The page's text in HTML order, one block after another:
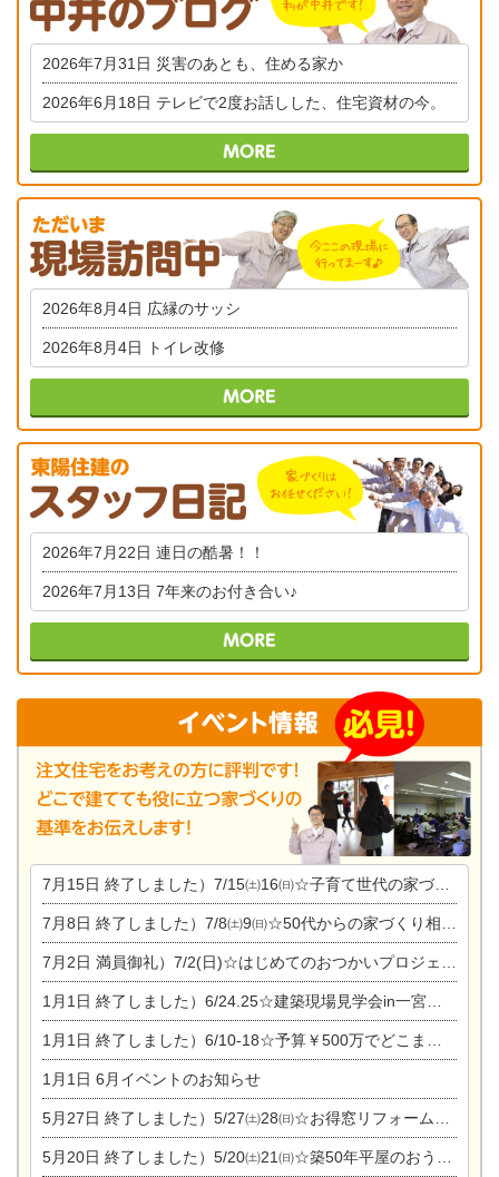
2026年7月31日 災害のあとも、住める家か
2026年6月18日 テレビで2度お話しした、住宅資材の今。
2026年8月4日 広縁のサッシ
2026年8月4日 トイレ改修
2026年7月22日 連日の酷暑！！
2026年7月13日 7年来のお付き合い♪
7月15日 終了しました）7/15㈯16㈰☆子育て世代の家づくり相談会
7月8日 終了しました）7/8㈯9㈰☆50代からの家づくり相談会
7月2日 満員御礼）7/2(日)☆はじめてのおつかいプロジェクト
1月1日 終了しました）6/24.25☆建築現場見学会in一宮市木曽川町
1月1日 終了しました）6/10-18☆予算￥500万でどこまでできるの？リフォーム相談会
1月1日 6月イベントのお知らせ
5月27日 終了しました）5/27㈯28㈰☆お得窓リフォーム個別相談会
5月20日 終了しました）5/20㈯21㈰☆築50年平屋のおうちリノベーション完成見学会